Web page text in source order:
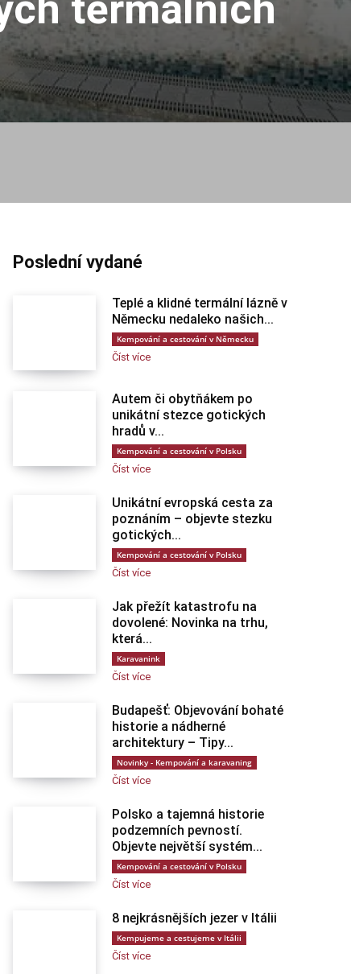
Poslední vydané
Teplé a klidné termální lázně v
Německu nedaleko našich...
Kempování a cestování v Německu
Číst více
Autem či obytňákem po
unikátní stezce gotických
hradů v...
Kempování a cestování v Polsku
Číst více
Unikátní evropská cesta za
poznáním – objevte stezku
gotických...
Kempování a cestování v Polsku
Číst více
Jak přežít katastrofu na
dovolené: Novinka na trhu,
která...
Karavanink
Číst více
Budapešť: Objevování bohaté
historie a nádherné
architektury – Tipy...
Novinky - Kempování a karavaning
Číst více
Polsko a tajemná historie
podzemních pevností.
Objevte největší systém...
Kempování a cestování v Polsku
Číst více
8 nejkrásnějších jezer v Itálii
Kempujeme a cestujeme v Itálii
Číst více